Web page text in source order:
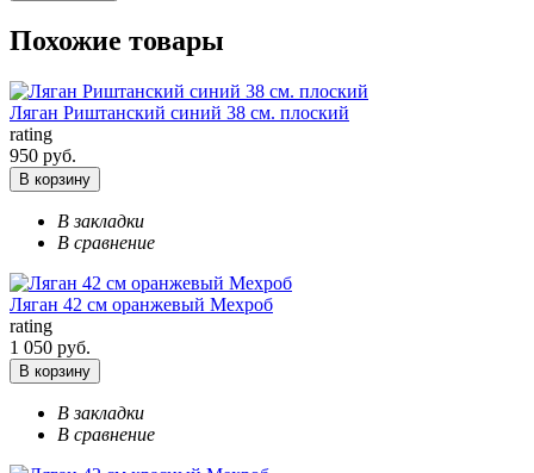
Похожие товары
Ляган Риштанский синий 38 см. плоский
rating
950 руб.
В корзину
В закладки
В сравнение
Ляган 42 см оранжевый Мехроб
rating
1 050 руб.
В корзину
В закладки
В сравнение